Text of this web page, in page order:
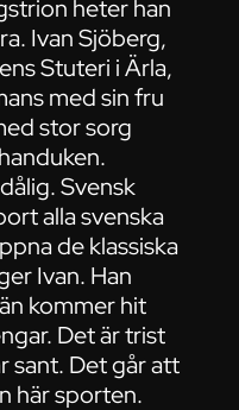
heter han
Ivan Sjöberg,
Stuteri i Ärla,
med sin fru
stor sorg
Svensk
alla svenska
de klassiska
Ivan. Han
kommer hit
Det är trist
sant. Det går att
här sporten.